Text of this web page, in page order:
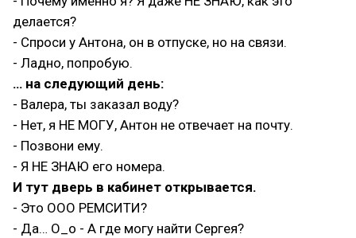
делается?
- Спроси у Антона, он в отпуске, но на связи.
- Ладно, попробую.
… на следующий день:
- Валера, ты заказал воду?
- Нет, я НЕ МОГУ, Антон не отвечает на почту.
- Позвони ему.
- Я НЕ ЗНАЮ его номера.
И тут дверь в кабинет открывается.
- Это ООО РЕМСИТИ?
- Да… O_о - А где могу найти Сергея?